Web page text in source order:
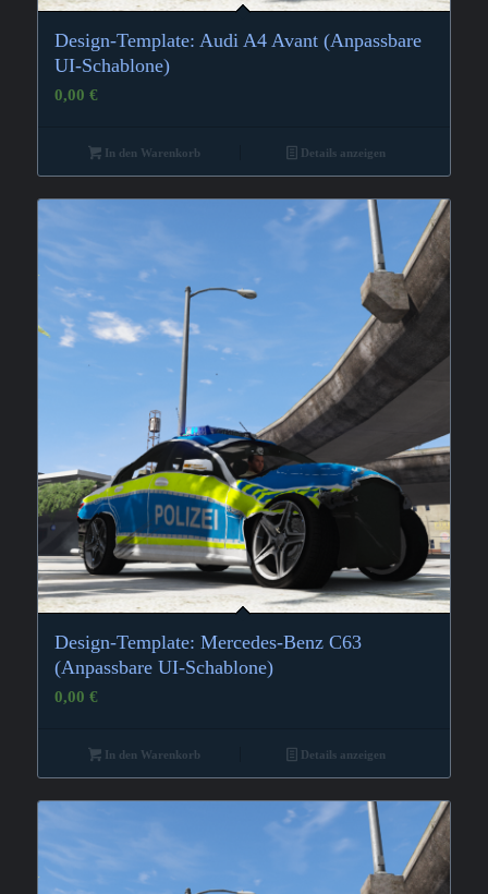
Design-Template: Audi A4 Avant (Anpassbare
UI-Schablone)
0,00 €
In den Warenkorb Details anzeigen
Design-Template: Mercedes-Benz C63
(Anpassbare UI-Schablone)
0,00 €
In den Warenkorb Details anzeigen